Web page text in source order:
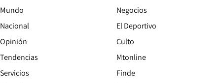
Mundo
Nacional
Opinión
Tendencias
Servicios
Negocios
El Deportivo
Culto
Mtonline
Finde